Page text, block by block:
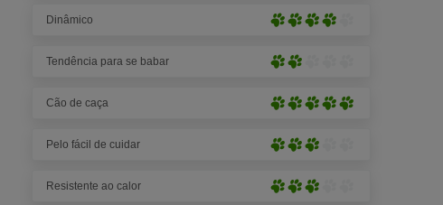
patas)
(5
5
Dinâmico
Alto
de
patas)
Tendência para se babar
Baixo
de
patas)
Cão de caça
Muito
(5
5
Pelo fácil de cuidar
Moderado
de
Resistente ao calor
Moderado